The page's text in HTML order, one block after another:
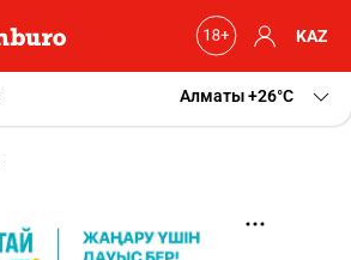
KAZ
Алматы+26 C